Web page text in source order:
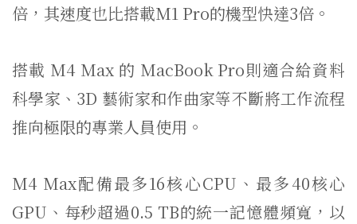
倍，其速度也比搭載M1 Pro的機型快達3倍。
搭載 M4 Max 的 MacBook Pro則適合給資料
科學家、3D 藝術家和作曲家等不斷將工作流程
推向極限的專業人員使用。
M4 Max配備最多16核心CPU、最多40核心
GPU、每秒超過0.5 TB的統一記憶體頻寬，以